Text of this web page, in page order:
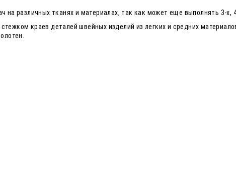
различных тканях и материалах, так как может еще выполнять 3-х,
краев деталей швейных изделий из легких и средних